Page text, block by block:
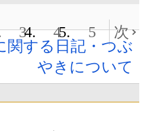
3 4 5
次
関する日記・つぶ
やきについて